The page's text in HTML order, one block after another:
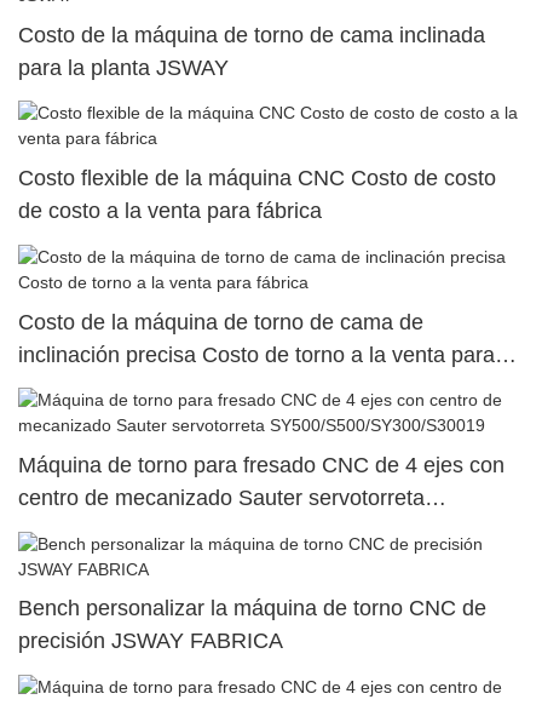
Costo de la máquina de torno de cama inclinada
para la planta JSWAY
Costo flexible de la máquina CNC Costo de costo
de costo a la venta para fábrica
Costo de la máquina de torno de cama de
inclinación precisa Costo de torno a la venta para
fábrica
Máquina de torno para fresado CNC de 4 ejes con
centro de mecanizado Sauter servotorreta
SY500/S500/SY300/S30019
Bench personalizar la máquina de torno CNC de
precisión JSWAY FABRICA